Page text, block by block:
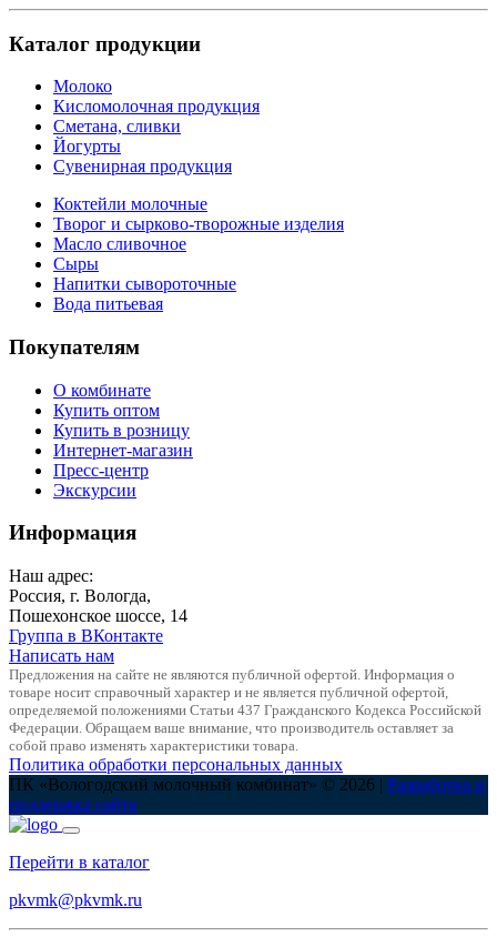
Каталог продукции
Молоко
Кисломолочная продукция
Сметана, сливки
Йогурты
Сувенирная продукция
Коктейли молочные
Творог и сырково-творожные изделия
Масло сливочное
Сыры
Напитки сывороточные
Вода питьевая
Покупателям
О комбинате
Купить оптом
Купить в розницу
Интернет-магазин
Пресс-центр
Экскурсии
Информация
Наш адрес:
Россия, г. Вологда,
Пошехонское шоссе, 14
Группа в ВКонтакте
Написать нам
Предложения на сайте не являются публичной офертой. Информация о
товаре носит справочный характер и не является публичной офертой,
определяемой положениями Статьи 437 Гражданского Кодекса Российской
Федерации. Обращаем ваше внимание, что производитель оставляет за
собой право изменять характеристики товара.
Политика обработки персональных данных
ПК «Вологодский молочный комбинат» © 2026 | Разработка и
поддержка сайта
Перейти в каталог
pkvmk@pkvmk.ru